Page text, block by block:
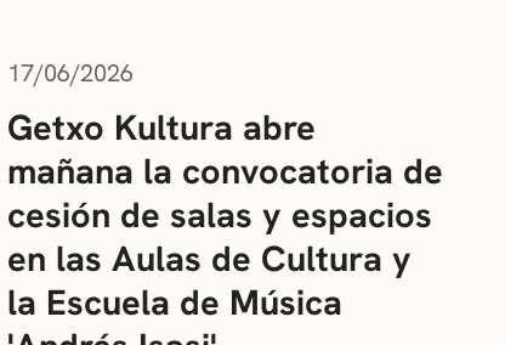
17/06/2026
Getxo Kultura abre
mañana la convocatoria de
cesión de salas y espacios
en las Aulas de Cultura y
la Escuela de Música